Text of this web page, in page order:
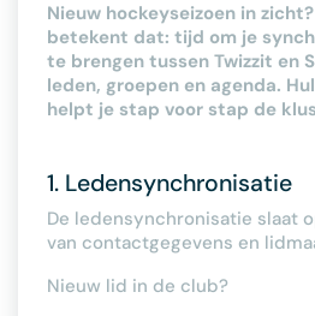
Nieuw hockeyseizoen in
betekent dat: tijd om je
te brengen tussen Twizzit en
leden, groepen en agenda.
helpt je stap voor stap de
1. Ledensynchronisatie
De ledensynchronisatie slaat
van contactgegevens en
Nieuw lid in de club?